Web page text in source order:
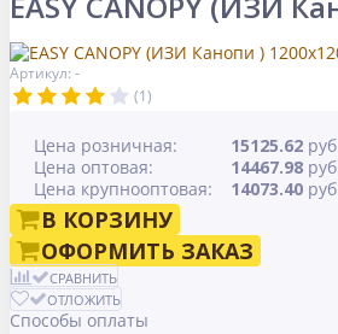
Артикул: -
(1)
Цена розничная: 15125.62
Цена оптовая:
14467.98
Цена крупнооптовая:
14073.40
В КОРЗИНУ
ОФОРМИТЬ ЗАКАЗ
СРАВНИТЬ
ОТЛОЖИТЬ
Способы оплаты